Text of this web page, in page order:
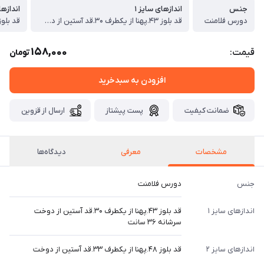
جنس
دورس فلامنت
اندازهای سایز ۱
قد بلوز ۴۳.پهنا از یکطرف ۳۰.قد آستین از دوخت سرشانه ۳۶ سانت
قیمت: 158,000تومان
افزودن به سبدخرید
ضمانت کیفیت پست پیشتاز ارسال از قزوین
مشخصات معرفی دیدگاه‌ها
جنس دورس فلامنت
اندازهای سایز ۱
قد بلوز ۴۳.پهنا از یکطرف ۳۰.قد آستین از دوخت
سرشانه ۳۶ سانت
اندازهای سایز ۲
قد بلوز ۴۸.پهنا از یکطرف ۳۳.قد آستین از دوخت